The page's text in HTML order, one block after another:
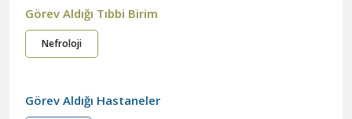
Görev Aldığı Tıbbi Birim
Nefroloji
Görev Aldığı Hastaneler